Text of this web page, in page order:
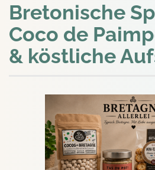
Bretonische
Coco de
& köstliche